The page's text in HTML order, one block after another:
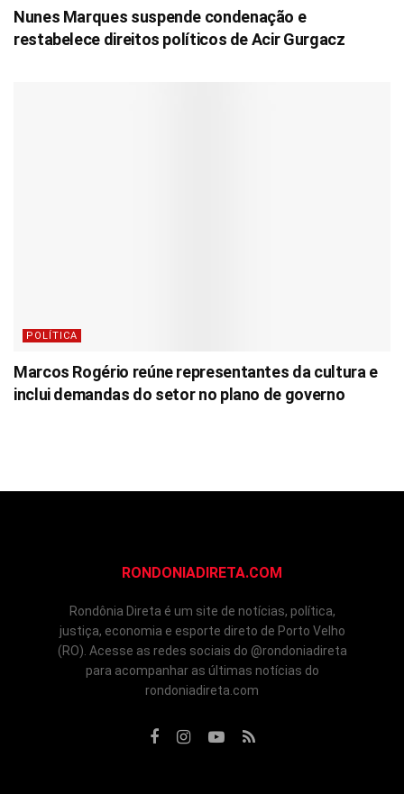
Nunes Marques suspende condenação e
restabelece direitos políticos de Acir Gurgacz
POLÍTICA
Marcos Rogério reúne representantes da cultura e
inclui demandas do setor no plano de governo
RONDONIADIRETA.COM
Rondônia Direta é um site de notícias, política,
justiça, economia e esporte direto de Porto Velho
(RO). Acesse as redes sociais do @rondoniadireta
para acompanhar as últimas notícias do
rondoniadireta.com